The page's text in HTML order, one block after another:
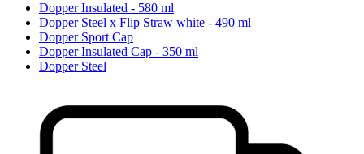
Dopper Insulated - 580 ml
Dopper Steel x Flip Straw white - 490 ml
Dopper Sport Cap
Dopper Insulated Cap - 350 ml
Dopper Steel